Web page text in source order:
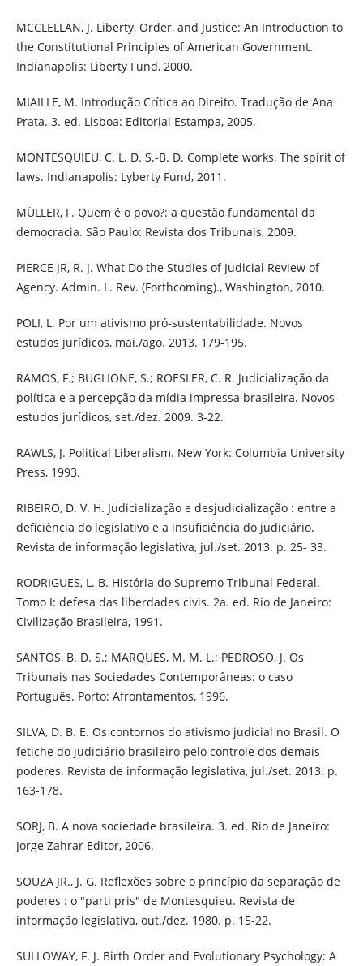
MCCLELLAN, J. Liberty, Order, and Justice: An Introduction to
the Constitutional Principles of American Government.
Indianapolis: Liberty Fund, 2000.
MIAILLE, M. Introdução Crítica ao Direito. Tradução de Ana
Prata. 3. ed. Lisboa: Editorial Estampa, 2005.
MONTESQUIEU, C. L. D. S.-B. D. Complete works, The spirit of
laws. Indianapolis: Lyberty Fund, 2011.
MÜLLER, F. Quem é o povo?: a questão fundamental da
democracia. São Paulo: Revista dos Tribunais, 2009.
PIERCE JR, R. J. What Do the Studies of Judicial Review of
Agency. Admin. L. Rev. (Forthcoming)., Washington, 2010.
POLI, L. Por um ativismo pró-sustentabilidade. Novos
estudos jurídicos, mai./ago. 2013. 179-195.
RAMOS, F.; BUGLIONE, S.; ROESLER, C. R. Judicialização da
política e a percepção da mídia impressa brasileira. Novos
estudos jurídicos, set./dez. 2009. 3-22.
RAWLS, J. Political Liberalism. New York: Columbia University
Press, 1993.
RIBEIRO, D. V. H. Judicialização e desjudicialização : entre a
deficiência do legislativo e a insuficiência do judiciário.
Revista de informação legislativa, jul./set. 2013. p. 25- 33.
RODRIGUES, L. B. História do Supremo Tribunal Federal.
Tomo I: defesa das liberdades civis. 2a. ed. Rio de Janeiro:
Civilização Brasileira, 1991.
SANTOS, B. D. S.; MARQUES, M. M. L.; PEDROSO, J. Os
Tribunais nas Sociedades Contemporâneas: o caso
Português. Porto: Afrontamentos, 1996.
SILVA, D. B. E. Os contornos do ativismo judicial no Brasil. O
fetiche do judiciário brasileiro pelo controle dos demais
poderes. Revista de informação legislativa, jul./set. 2013. p.
163-178.
SORJ, B. A nova sociedade brasileira. 3. ed. Rio de Janeiro:
Jorge Zahrar Editor, 2006.
SOUZA JR., J. G. Reflexões sobre o princípio da separação de
poderes : o "parti pris" de Montesquieu. Revista de
informação legislativa, out./dez. 1980. p. 15-22.
SULLOWAY, F. J. Birth Order and Evolutionary Psychology: A